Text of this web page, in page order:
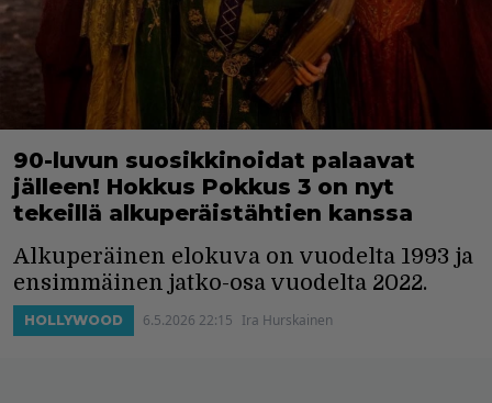
90-luvun suosikkinoidat palaavat
jälleen! Hokkus Pokkus 3 on nyt
tekeillä alkuperäistähtien kanssa
Alkuperäinen elokuva on vuodelta 1993 ja
ensimmäinen jatko-osa vuodelta 2022.
HOLLYWOOD 6.5.2026 22:15 Ira Hurskainen